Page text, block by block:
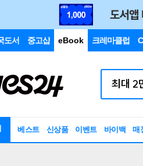
도서 중고샵 eBook 크레마클럽
베스트 신상품 이벤트 바이백 매